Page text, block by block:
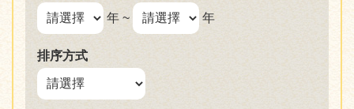
年 ~ 年
排序方式